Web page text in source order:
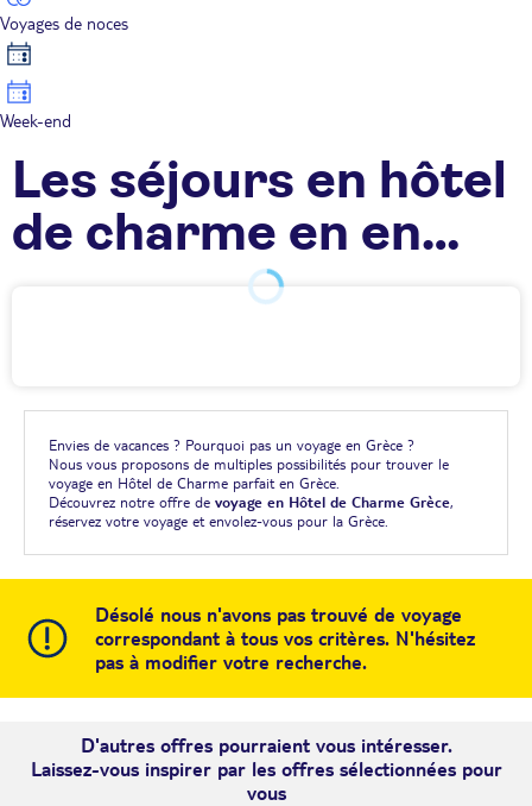
Voyages de noces
Week-end
Les séjours en hôtel
de charme en en
Grèce TUI
Envies de vacances ? Pourquoi pas un voyage en Grèce ?
Nous vous proposons de multiples possibilités pour trouver le
voyage en Hôtel de Charme parfait en Grèce.
Découvrez notre offre de voyage en Hôtel de Charme Grèce,
réservez votre voyage et envolez-vous pour la Grèce.
Désolé nous n'avons pas trouvé de voyage
correspondant à tous vos critères. N'hésitez
pas à modifier votre recherche.
D'autres offres pourraient vous intéresser.
Laissez-vous inspirer par les offres sélectionnées pour
vous